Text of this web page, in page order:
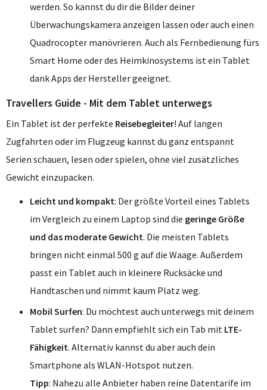
werden. So kannst du dir die Bilder deiner
Überwachungskamera anzeigen lassen oder auch einen
Quadrocopter manövrieren. Auch als Fernbedienung fürs
Smart Home oder des Heimkinosystems ist ein Tablet
dank Apps der Hersteller geeignet.
Travellers Guide - Mit dem Tablet unterwegs
Ein Tablet ist der perfekte Reisebegleiter! Auf langen
Zugfahrten oder im Flugzeug kannst du ganz entspannt
Serien schauen, lesen oder spielen, ohne viel zusätzliches
Gewicht einzupacken.
Leicht und kompakt: Der größte Vorteil eines Tablets
im Vergleich zu einem Laptop sind die geringe Größe
und das moderate Gewicht. Die meisten Tablets
bringen nicht einmal 500 g auf die Waage. Außerdem
passt ein Tablet auch in kleinere Rucksäcke und
Handtaschen und nimmt kaum Platz weg.
Mobil Surfen: Du möchtest auch unterwegs mit deinem
Tablet surfen? Dann empfiehlt sich ein Tab mit LTE-
Fähigkeit. Alternativ kannst du aber auch dein
Smartphone als WLAN-Hotspot nutzen.
Tipp: Nahezu alle Anbieter haben reine Datentarife im